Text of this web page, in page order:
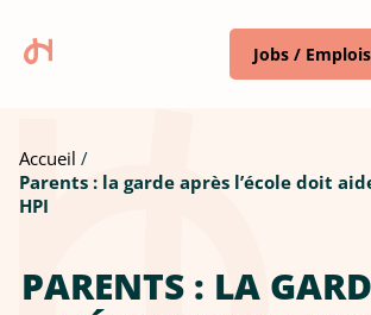
Jobs / Emplois
Accueil
Parents : la garde après l’école doit
HPI
PARENTS : LA